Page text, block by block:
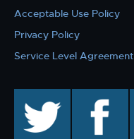
Acceptable Use Policy
Privacy Policy
Service Level Agreement
facebook